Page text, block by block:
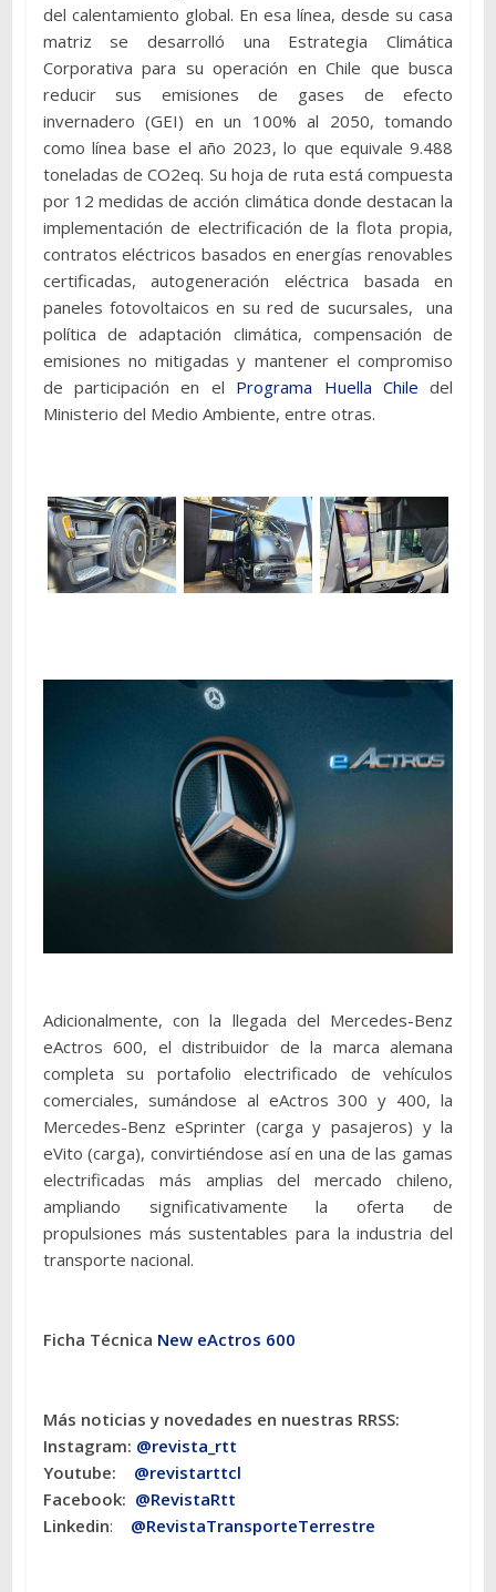
del calentamiento global. En esa línea, desde su casa
matriz se desarrolló una Estrategia Climática
Corporativa para su operación en Chile que busca
reducir sus emisiones de gases de efecto
invernadero (GEI) en un 100% al 2050, tomando
como línea base el año 2023, lo que equivale 9.488
toneladas de CO2eq. Su hoja de ruta está compuesta
por 12 medidas de acción climática donde destacan la
implementación de electrificación de la flota propia,
contratos eléctricos basados en energías renovables
certificadas, autogeneración eléctrica basada en
paneles fotovoltaicos en su red de sucursales, una
política de adaptación climática, compensación de
emisiones no mitigadas y mantener el compromiso
de participación en el Programa Huella Chile del
Ministerio del Medio Ambiente, entre otras.
Adicionalmente, con la llegada del Mercedes-Benz
eActros 600, el distribuidor de la marca alemana
completa su portafolio electrificado de vehículos
comerciales, sumándose al eActros 300 y 400, la
Mercedes-Benz eSprinter (carga y pasajeros) y la
eVito (carga), convirtiéndose así en una de las gamas
electrificadas más amplias del mercado chileno,
ampliando significativamente la oferta de
propulsiones más sustentables para la industria del
transporte nacional.
Ficha Técnica New eActros 600
Más noticias y novedades en nuestras RRSS:
Instagram: @revista_rtt
Youtube: @revistarttcl
Facebook: @RevistaRtt
Linkedin: @RevistaTransporteTerrestre